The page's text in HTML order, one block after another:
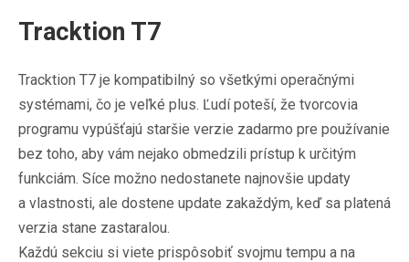
Tracktion T7
Tracktion T7 je kompatibilný so všetkými operačnými
systémami, čo je veľké plus. Ľudí poteší, že tvorcovia
programu vypúšťajú staršie verzie zadarmo pre používanie
bez toho, aby vám nejako obmedzili prístup k určitým
funkciám. Síce možno nedostanete najnovšie updaty
a vlastnosti, ale dostene update zakaždým, keď sa platená
verzia stane zastaralou.
Každú sekciu si viete prispôsobiť svojmu tempu a na